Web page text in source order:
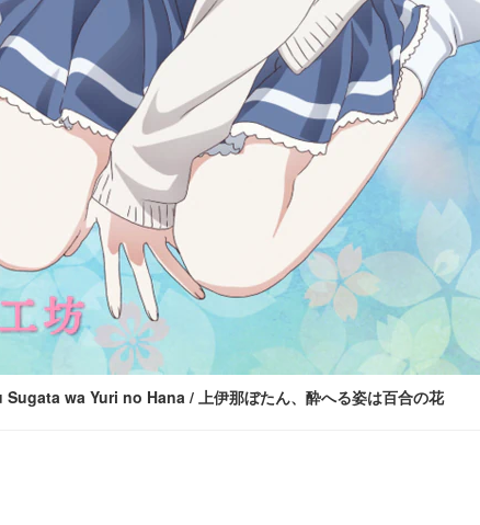
wa Yuri no Hana / 上伊那ぼたん、酔へる姿は百合の花